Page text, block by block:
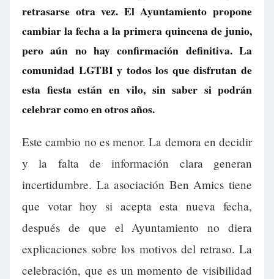
retrasarse otra vez. El Ayuntamiento propone
cambiar la fecha a la primera quincena de junio,
pero aún no hay confirmación definitiva. La
comunidad LGTBI y todos los que disfrutan de
esta fiesta están en vilo, sin saber si podrán
celebrar como en otros años.
Este cambio no es menor. La demora en decidir
y la falta de información clara generan
incertidumbre. La asociación Ben Amics tiene
que votar hoy si acepta esta nueva fecha,
después de que el Ayuntamiento no diera
explicaciones sobre los motivos del retraso. La
celebración, que es un momento de visibilidad